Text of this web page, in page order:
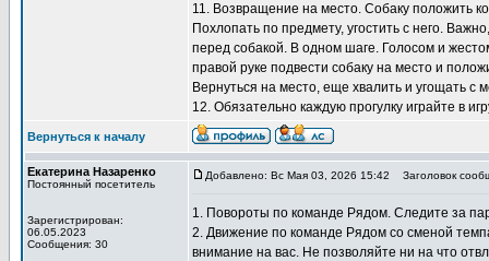
11. Возвращение на место. Собаку положить
Похлопать по предмету, угостить с него.
перед собакой. В одном шаге. Голосом и
правой руке подвести собаку на место и
Вернуться на место, еще хвалить и угощать с
12. Обязательно каждую прогулку играйте в
Вернуться к началу
Екатерина Назаренко
Постоянный посетитель
Зарегистрирован:
06.05.2023
Сообщения: 30
Добавлено: Вс Мая 03, 2026 15:42 Заголовок
1. Повороты по команде Рядом. Следите за
2. Движение по команде Рядом со сменой
внимание на вас. Не позволяйте ни на что